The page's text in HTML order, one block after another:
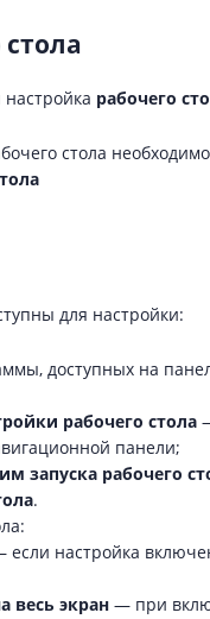
рабочего
стола
для настройки:
доступных на
рабочего стола
панели;
запуска рабочего
.
если настройка
весь экран — при